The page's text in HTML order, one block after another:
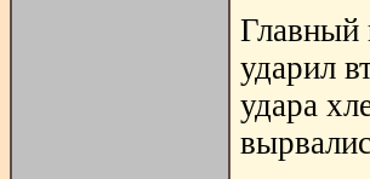
Главный
ударил
удара